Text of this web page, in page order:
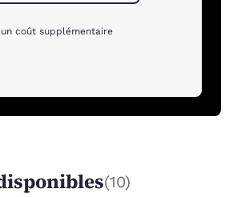
coût supplémentaire
(10)